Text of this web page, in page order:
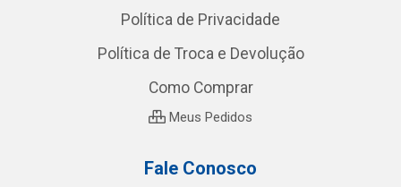
Política de Privacidade
Política de Troca e Devolução
Como Comprar
Meus Pedidos
Fale Conosco